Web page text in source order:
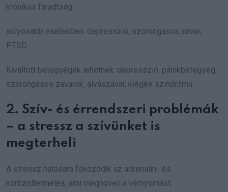
krónikus fáradtság
súlyosabb esetekben: depresszió, szorongásos zavar,
PTSD
Kiváltott betegségek lehetnek: depresszió, pánikbetegség,
szorongásos zavarok, alvászavar, kiégés szindróma
2. Szív- és érrendszeri problémák
– a stressz a szívünket is
megterheli
A stressz hatására fokozódik az adrenalin- és
kortizoltermelés, ami megnöveli a vérnyomást,